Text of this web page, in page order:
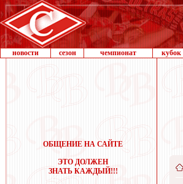
новости сезон чемпионат кубок
ОБЩЕНИЕ НА САЙТЕ
ЭТО ДОЛЖЕН
ЗНАТЬ КАЖДЫЙ!!!